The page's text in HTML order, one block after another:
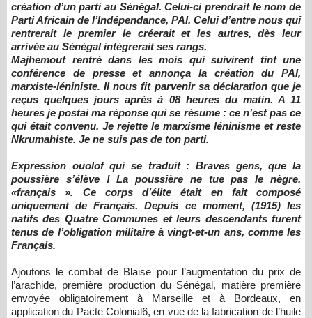
création d’un parti au Sénégal. Celui-ci prendrait le nom de
Parti Africain de l’Indépendance, PAI. Celui d’entre nous qui
rentrerait le premier le créerait et les autres, dès leur
arrivée au Sénégal intègrerait ses rangs.
Majhemout rentré dans les mois qui suivirent tint une
conférence de presse et annonça la création du PAI,
marxiste-léniniste. Il nous fit parvenir sa déclaration que je
reçus quelques jours après à 08 heures du matin. A 11
heures je postai ma réponse qui se résume : ce n’est pas ce
qui était convenu. Je rejette le marxisme léninisme et reste
Nkrumahiste. Je ne suis pas de ton parti.
Expression ouolof qui se traduit : Braves gens, que la
poussière s’élève ! La poussière ne tue pas le nègre.
«français ».
Ce corps d’élite était en fait composé
uniquement de Français. Depuis ce moment, (1915) les
natifs des Quatre Communes et leurs descendants furent
tenus de l’obligation militaire à vingt-et-un ans, comme les
Français.
Ajoutons le combat de Blaise pour l’augmentation du prix de
l’arachide, première production du Sénégal, matière première
envoyée obligatoirement à Marseille et à Bordeaux, en
application du Pacte Colonial6, en vue de la fabrication de l’huile